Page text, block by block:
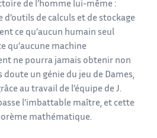
de l’homme lui-même :
de calculs et de stockage
ce qu’aucun humain seul
qu’aucune machine
ne pourra jamais obtenir non
doute un génie du jeu de Dames,
au travail de l’équipe de J.
l’imbattable maître, et cette
mathématique.